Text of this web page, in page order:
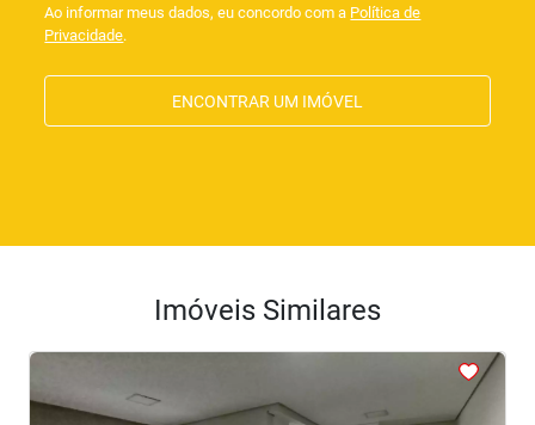
Ao informar meus dados, eu concordo com a Política de
Privacidade.
ENCONTRAR UM IMÓVEL
Imóveis Similares